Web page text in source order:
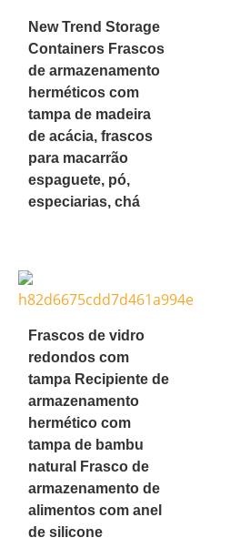
New Trend Storage
Containers Frascos
de armazenamento
herméticos com
tampa de madeira
de acácia, frascos
para macarrão
espaguete, pó,
especiarias, chá
Frascos de vidro
redondos com
tampa Recipiente de
armazenamento
hermético com
tampa de bambu
natural Frasco de
armazenamento de
alimentos com anel
de silicone